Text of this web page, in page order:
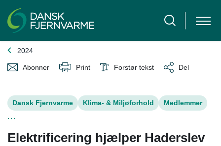
2024
Abonner Print Forstør tekst Del
Dansk Fjernvarme Klima- & Miljøforhold
Medlemmer
...
Elektrificering hjælper Haderslev